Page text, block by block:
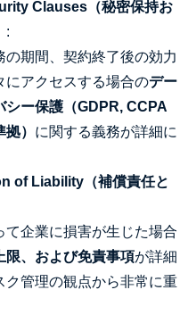
Clauses（秘密保持お
:
期間、契約終了後の効力
にアクセスする場合のデー
シー保護（GDPR, CCPA
） に関する義務が詳細に
of Liability（補償責任と
企業に損害が生じた場合
限、および免責事項が詳細
ク管理の観点から非常に重